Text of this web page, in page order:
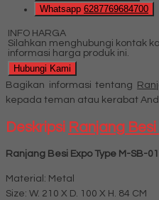
Whatsapp 6287769684700
INFO HARGA
Silahkan menghubungi kontak
informasi harga produk ini.
Hubungi Kami
Bagikan informasi tentang
kepada teman atau kerabat
Deskripsi Ranjang
Ranjang Besi Expo Type M-SB-01
Material: Metal
Size: W. 210 X D. 100 X H. 84 CM